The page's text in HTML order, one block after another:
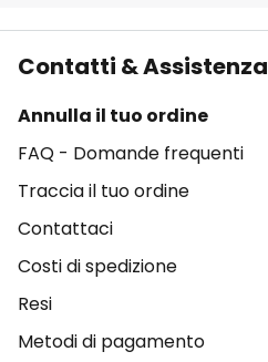
Contatti & Assistenza
Annulla il tuo ordine
FAQ - Domande frequenti
Traccia il tuo ordine
Contattaci
Costi di spedizione
Resi
Metodi di pagamento